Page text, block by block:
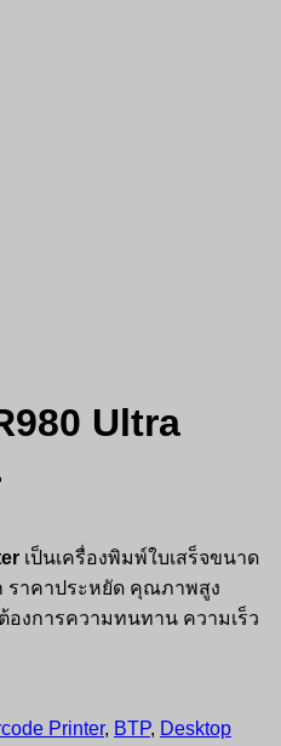
Ultra
เป็นเครื่องพิมพ์ใบเสร็จขนาด
ราคาประหยัด คุณภาพสูง
งการความทนทาน ความเร็ว
Printer, BTP, Desktop